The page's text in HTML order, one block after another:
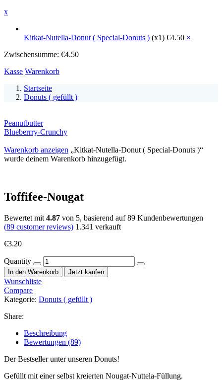
x
Kitkat-Nutella-Donut ( Special-Donuts ) (x1) €4.50 ×
Zwischensumme: €4.50
Kasse Warenkorb
Startseite
Donuts ( gefüllt )
Peanutbutter
Blueberrry-Crunchy
Warenkorb anzeigen „Kitkat-Nutella-Donut ( Special-Donuts )“
wurde deinem Warenkorb hinzugefügt.
Toffifee-Nougat
Bewertet mit 4.87 von 5, basierend auf89 Kundenbewertungen
(89 customer reviews) 1.341 verkauft
€3.20
Quantity
In den Warenkorb Jetzt kaufen
Wunschliste
Compare
Kategorie: Donuts ( gefüllt )
Share:
Beschreibung
Bewertungen (89)
Der Bestseller unter unseren Donuts!
Gefüllt mit einer selbst kreierten Nougat-Nuttela-Füllung.